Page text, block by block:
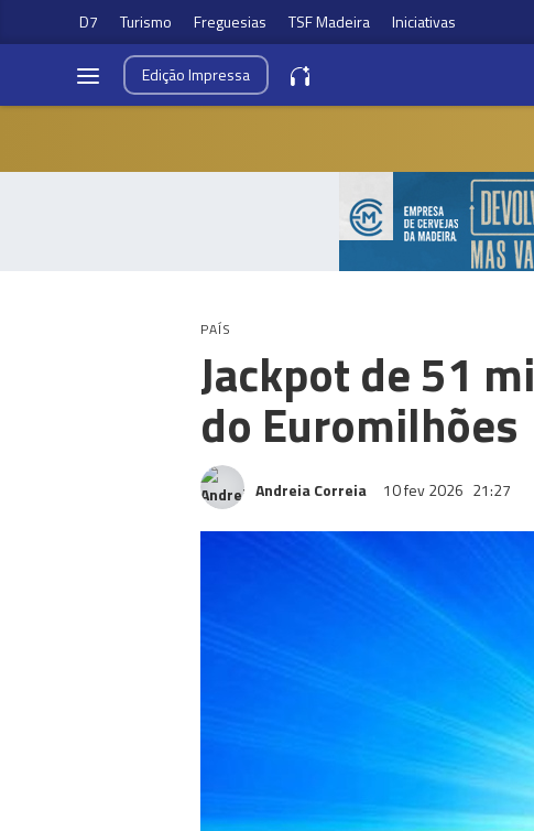
D7 Turismo Freguesias TSF Madeira Iniciativas
EdiçãoImpressa
PAÍS
Jackpot de 51
do Euromilhões
Andreia Correia 10 fev 2026 21:27